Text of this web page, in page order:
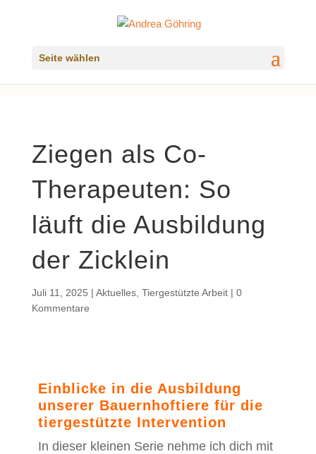
Seite wählen
Ziegen als Co-
Therapeuten: So
läuft die Ausbildung
der Zicklein
Juli 11, 2025 | Aktuelles, Tiergestützte Arbeit| 0
Kommentare
Einblicke in die Ausbildung
unserer Bauernhoftiere für die
tiergestützte Intervention
In dieser kleinen Serie nehme ich dich mit